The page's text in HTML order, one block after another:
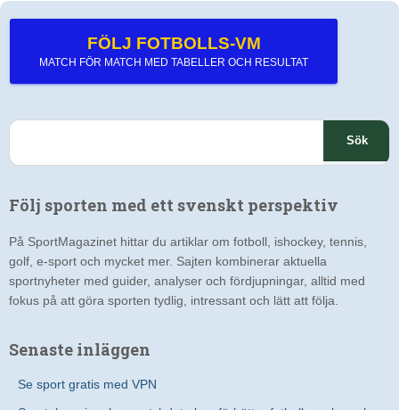
FÖLJ FOTBOLLS-VM
MATCH FÖR MATCH MED TABELLER OCH RESULTAT
S
k
f
e
r
:
Följ sporten med ett svenskt perspektiv
På SportMagazinet hittar du artiklar om fotboll, ishockey, tennis,
golf, e-sport och mycket mer. Sajten kombinerar aktuella
sportnyheter med guider, analyser och fördjupningar, alltid med
fokus på att göra sporten tydlig, intressant och lätt att följa.
Senaste inläggen
Se sport gratis med VPN